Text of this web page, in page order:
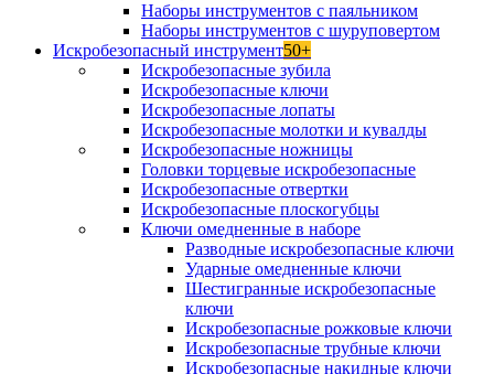
Наборы инструментов с паяльником
Наборы инструментов с шуруповертом
Искробезопасный инструмент50+
Искробезопасные зубила
Искробезопасные ключи
Искробезопасные лопаты
Искробезопасные молотки и кувалды
Искробезопасные ножницы
Головки торцевые искробезопасные
Искробезопасные отвертки
Искробезопасные плоскогубцы
Ключи омедненные в наборе
Разводные искробезопасные ключи
Ударные омедненные ключи
Шестигранные искробезопасные
ключи
Искробезопасные рожковые ключи
Искробезопасные трубные ключи
Искробезопасные накидные ключи